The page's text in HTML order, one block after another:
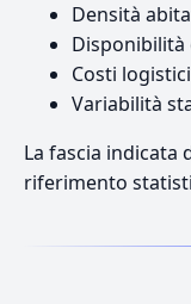
Densità
Disponibilità
Costi
Variabilità
La fascia indicata
riferimento